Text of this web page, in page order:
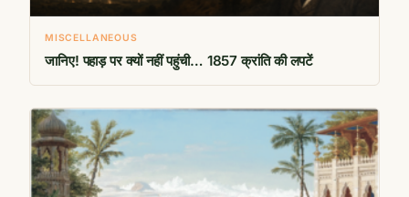
MISCELLANEOUS
जानिए! पहाड़ पर क्यों नहीं पहुंची… 1857 क्रांति की लपटें